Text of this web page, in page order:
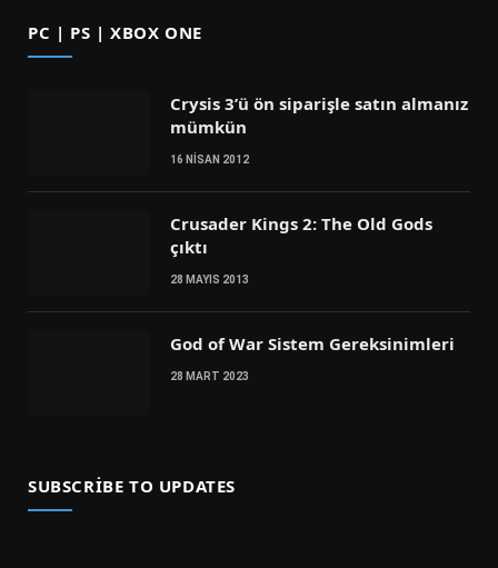
PC | PS | XBOX ONE
Crysis 3’ü ön siparişle satın almanız
mümkün
16 NISAN 2012
Crusader Kings 2: The Old Gods
çıktı
28 MAYIS 2013
God of War Sistem Gereksinimleri
28 MART 2023
SUBSCRIBE TO UPDATES